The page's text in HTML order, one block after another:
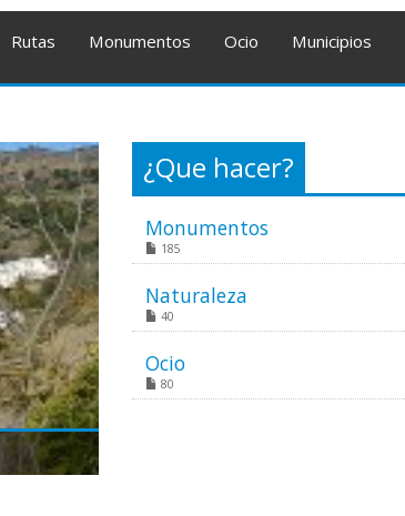
Rutas Monumentos Ocio Municipios
¿Que hacer?
Monumentos
185
Naturaleza
40
Ocio
80